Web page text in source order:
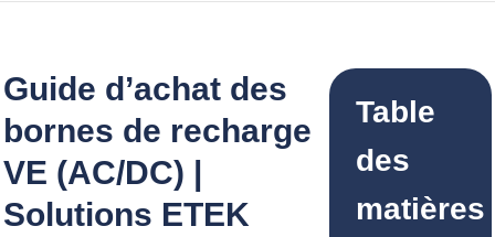
Guide d’achat des
bornes de recharge
VE (AC/DC) |
Solutions ETEK
Table
des
matières